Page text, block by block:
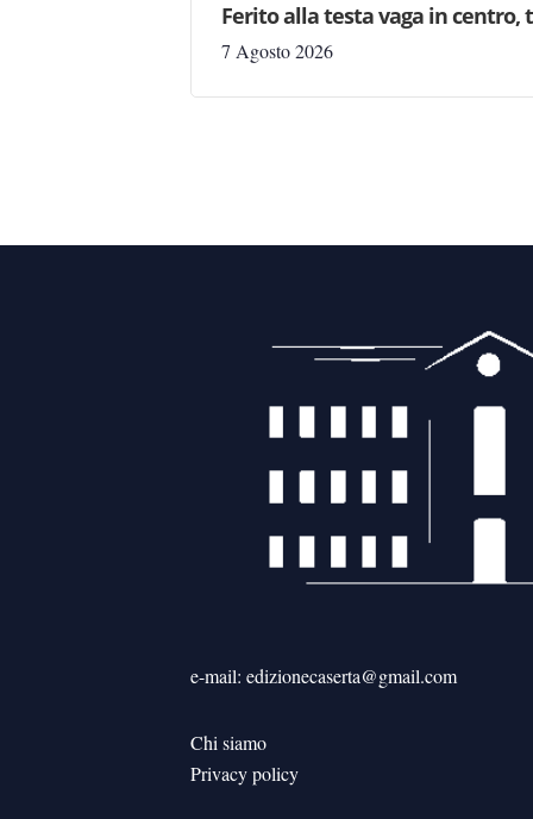
Ferito alla testa vaga in centro,
7 Agosto 2026
e-mail: edizionecaserta@gmail.com
Chi siamo
Privacy policy